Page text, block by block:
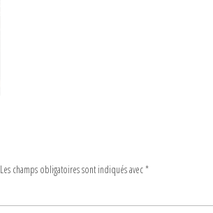
Les champs obligatoires sont indiqués avec*